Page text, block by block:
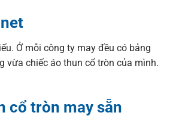
Ở mỗi công ty may đều có bảng
vừa chiếc áo thun cổ tròn của mình.
cổ tròn may sẵn